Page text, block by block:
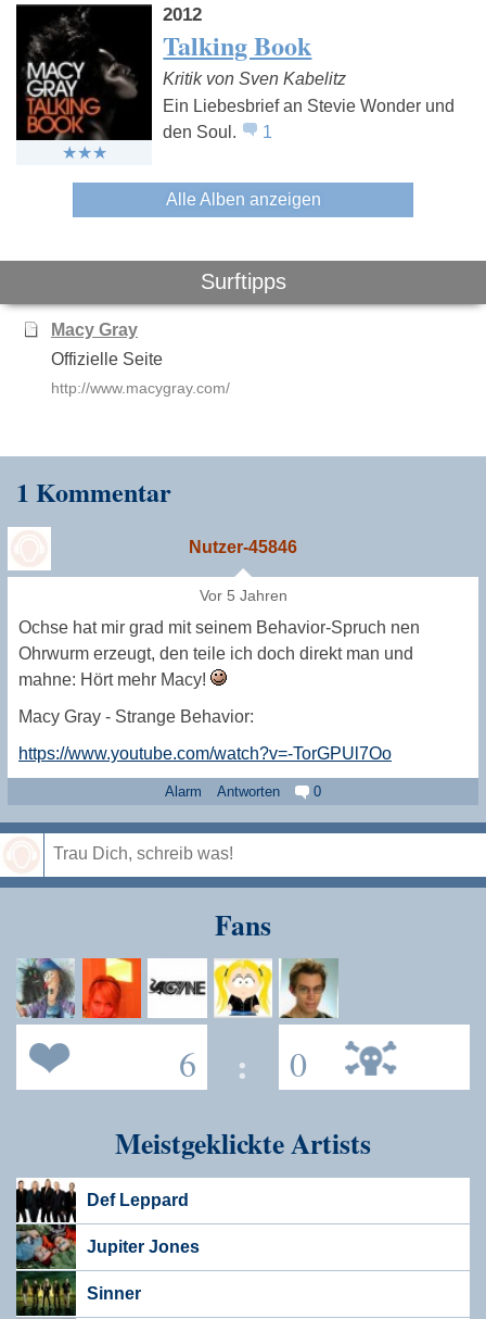
2012
Talking Book
Kritik von Sven Kabelitz
Ein Liebesbrief an Stevie Wonder und
den Soul.
1
Alle Alben anzeigen
Surftipps
Macy Gray
Offizielle Seite
http://www.macygray.com/
1 Kommentar
Nutzer-45846
Vor 5 Jahren
Ochse hat mir grad mit seinem Behavior-Spruch nen
Ohrwurm erzeugt, den teile ich doch direkt man und
mahne: Hört mehr Macy!
Macy Gray - Strange Behavior:
https://www.youtube.com/watch?v=-TorGPUl7Oo
Alarm Antworten 0
Fans
6 : 0
Meistgeklickte Artists
Def Leppard
Jupiter Jones
Sinner